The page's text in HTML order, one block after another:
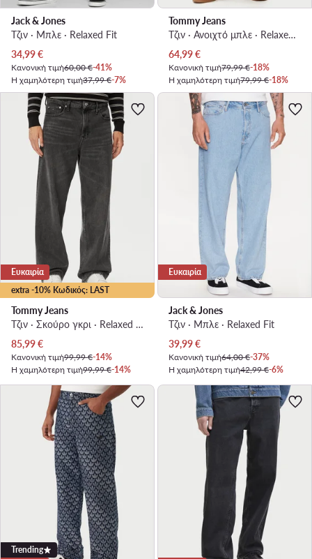
Jack & Jones
Τζιν · Μπλε · Relaxed Fit
Τρέχουσα τιμή
34,99€
Κανονική τιμή60,00 €-41%
Η χαμηλότερη τιμή37,99 €-7%
Tommy Jeans
Τζιν · Ανοιχτό μπλε · Relaxed Fit
Τρέχουσα τιμή
64,99€
Κανονική τιμή79,99 €-18%
Η χαμηλότερη τιμή79,99 €-18%
extra -10% Κωδικός: LAST
Ευκαιρία
Tommy Jeans
Τζιν · Σκούρο γκρι · Relaxed Fit
Τρέχουσα τιμή
85,99€
Κανονική τιμή99,99 €-14%
Η χαμηλότερη τιμή99,99 €-14%
Ευκαιρία
Jack & Jones
Τζιν · Μπλε · Relaxed Fit
Τρέχουσα τιμή
39,99€
Κανονική τιμή64,00 €-37%
Η χαμηλότερη τιμή42,99 €-6%
Trending